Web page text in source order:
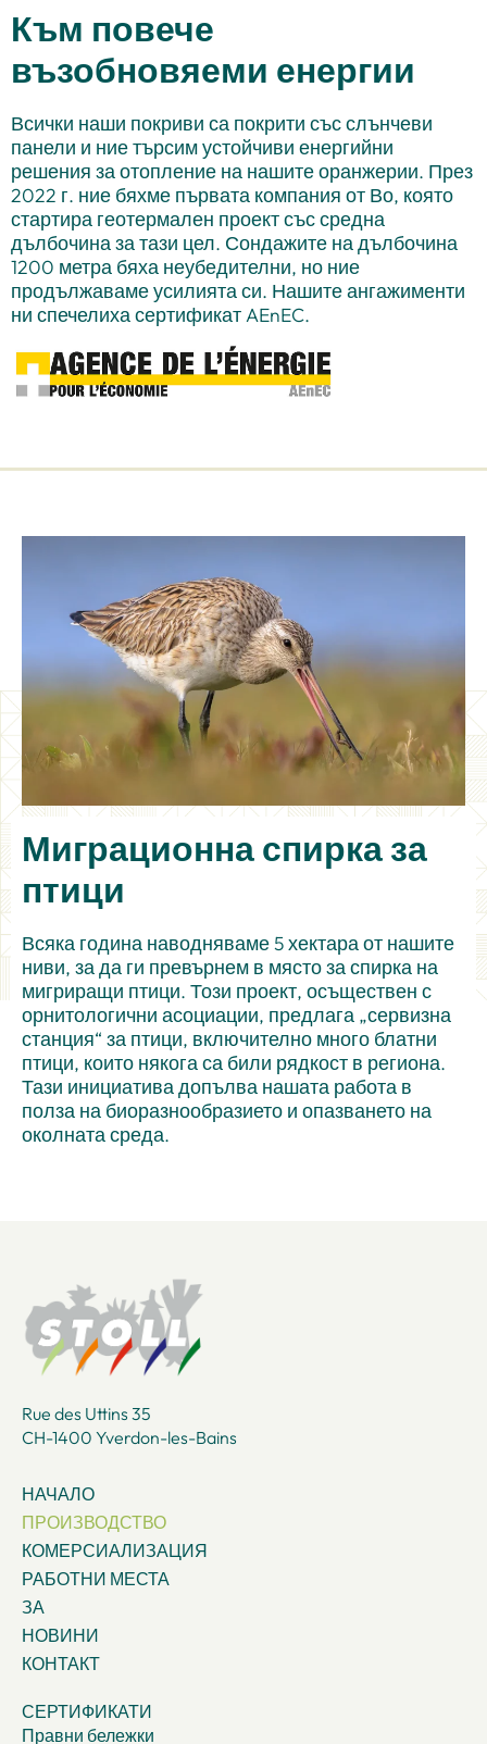
Към повече
възобновяеми енергии
Всички наши покриви са покрити със слънчеви
панели и ние търсим устойчиви енергийни
решения за отопление на нашите оранжерии. През
2022 г. ние бяхме първата компания от Во, която
стартира геотермален проект със средна
дълбочина за тази цел. Сондажите на дълбочина
1200 метра бяха неубедителни, но ние
продължаваме усилията си. Нашите ангажименти
ни спечелиха сертификат AEnEC.
Миграционна спирка за
птици
Всяка година наводняваме 5 хектара от нашите
ниви, за да ги превърнем в място за спирка на
мигриращи птици. Този проект, осъществен с
орнитологични асоциации, предлага „сервизна
станция“ за птици, включително много блатни
птици, които някога са били рядкост в региона.
Тази инициатива допълва нашата работа в
полза на биоразнообразието и опазването на
околната среда.
Rue des Uttins 35
CH-1400 Yverdon-les-Bains
НАЧАЛО
ПРОИЗВОДСТВО
КОМЕРСИАЛИЗАЦИЯ
РАБОТНИ МЕСТА
ЗА
НОВИНИ
КОНТАКТ
СЕРТИФИКАТИ
Правни бележки